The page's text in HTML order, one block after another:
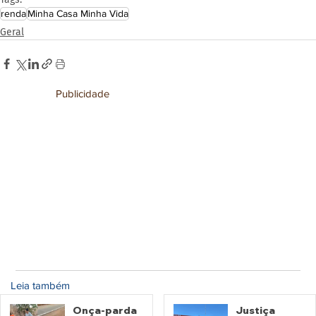
rendaMinha Casa Minha Vida
Geral
Publicidade
Leia também
Onça-parda
Justiça